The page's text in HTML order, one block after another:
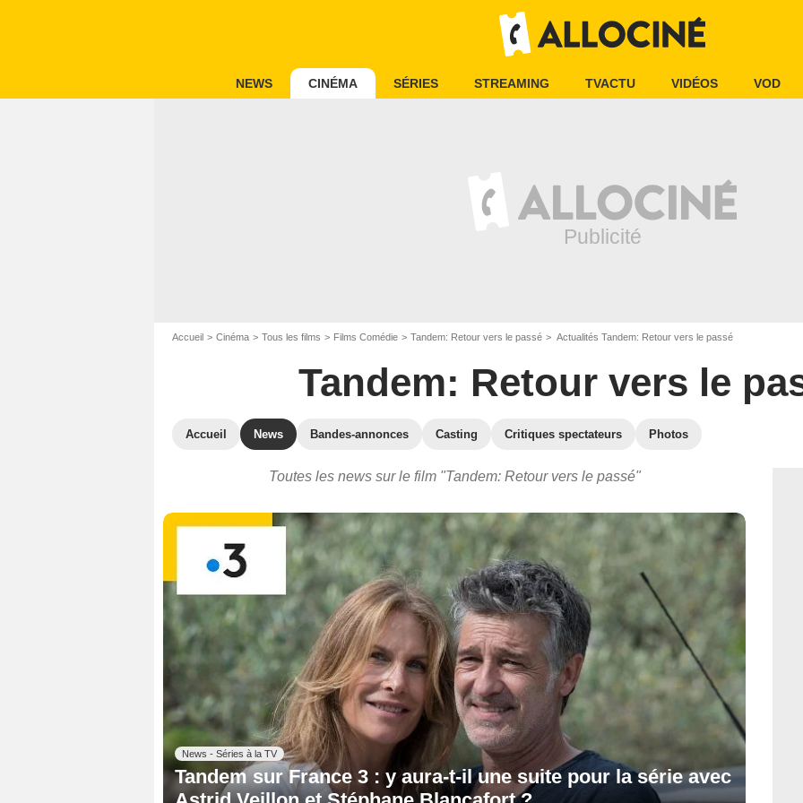
NEWS CINÉMA SÉRIES STREAMING TVACTU VIDÉOS VOD
Accueil Cinéma Tous les films Films Comédie Tandem: Retour vers le passé Actualités Tandem: Retour vers le passé
Tandem: Retour vers le
Accueil News Bandes-annonces Casting Critiques spectateurs Photos
Toutes les news sur le film "Tandem: Retour vers le passé"
News - Séries à la TV
Tandem sur France 3 : y aura-t-il une suite pour la série avec